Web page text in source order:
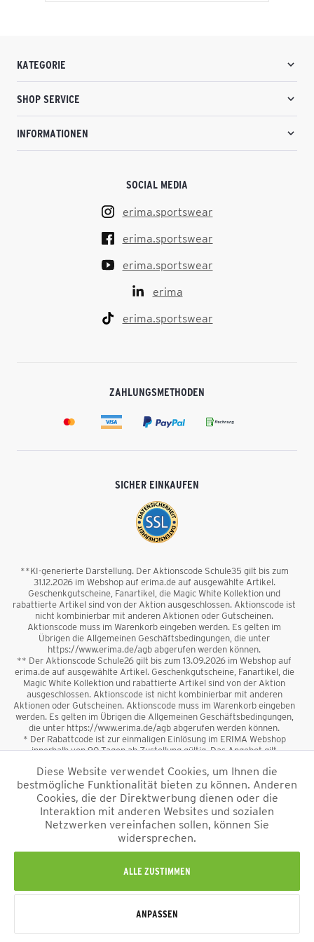
KATEGORIE
SHOP SERVICE
INFORMATIONEN
SOCIAL MEDIA
erima.sportswear
erima.sportswear
erima.sportswear
erima
erima.sportswear
ZAHLUNGSMETHODEN
SICHER EINKAUFEN
**KI-generierte Darstellung. Der Aktionscode Schule35 gilt bis zum
31.12.2026 im Webshop auf erima.de auf ausgewählte Artikel.
Geschenkgutscheine, Fanartikel, die Magic White Kollektion und
rabattierte Artikel sind von der Aktion ausgeschlossen. Aktionscode ist
nicht kombinierbar mit anderen Aktionen oder Gutscheinen.
Aktionscode muss im Warenkorb eingeben werden. Es gelten im
Übrigen die Allgemeinen Geschäftsbedingungen, die unter
https://www.erima.de/agb abgerufen werden können.
** Der Aktionscode Schule26 gilt bis zum 13.09.2026 im Webshop auf
erima.de auf ausgewählte Artikel. Geschenkgutscheine, Fanartikel, die
Magic White Kollektion und rabattierte Artikel sind von der Aktion
ausgeschlossen. Aktionscode ist nicht kombinierbar mit anderen
Aktionen oder Gutscheinen. Aktionscode muss im Warenkorb eingeben
werden. Es gelten im Übrigen die Allgemeinen Geschäftsbedingungen,
die unter https://www.erima.de/agb abgerufen werden können.
* Der Rabattcode ist zur einmaligen Einlösung im ERIMA Webshop
innerhalb von 90 Tagen ab Zustellung gültig. Das Angebot gilt
sowie Geschenkgutscheine sind vom Rabatt ausgeschlossen. Der
Rabattcode ist nicht mit anderen Aktionen oder Gutscheinen
kombinierbar. Der Mindestbestellwert beträgt 50 €
*Alle Preise verstehen sich inkl. Mehrwertsteuer und zzgl.
und ggf. Nachnahmegebühren, wenn nicht anders
beschrieben.
Alle Rechte vorbehalten © 2026
Diese Website verwendet Cookies, um Ihnen die
bestmögliche Funktionalität bieten zu können. Anderen
Cookies, die der Direktwerbung dienen oder die
Interaktion mit anderen Websites und sozialen
Netzwerken vereinfachen sollen, können Sie
widersprechen.